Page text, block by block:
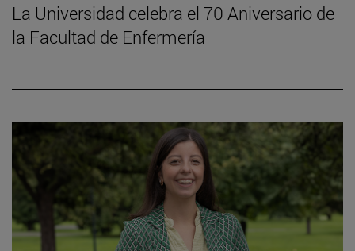
La Universidad celebra el 70 Aniversario de
la Facultad de Enfermería